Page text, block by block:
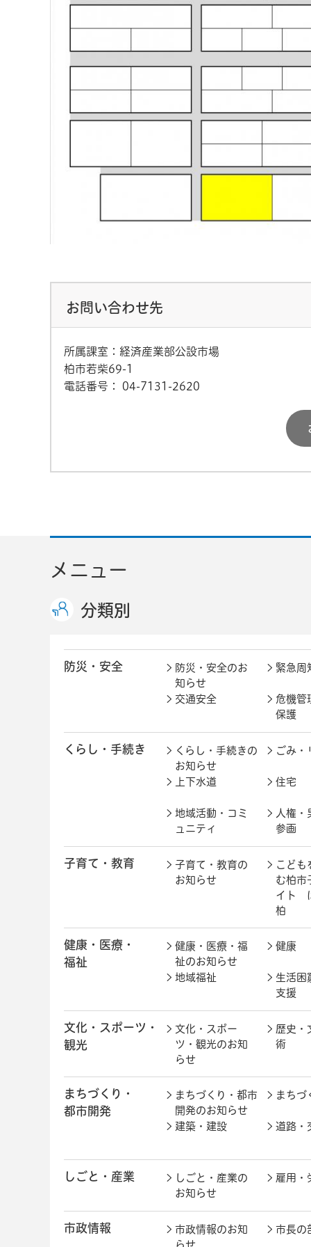
お問い合わせ先
所属課室：経済産業部公設市場
柏市若柴69-1
電話番号：
04-7131-2620
メニュー
分類別
防災・安全
防災・安全のお
知らせ
緊急周
交通安全
危機管
保護
くらし・手続き
くらし・手続きの
お知らせ
ごみ・
上下水道 住宅
地域活動・コミ
ュニティ
人権・
参画
子育て・教育
子育て・教育の
お知らせ
こども
む柏市
イト
柏
健康・医療・
福祉
健康・医療・福
祉のお知らせ
健康
地域福祉
生活困
支援
文化・スポーツ・
観光
文化・スポー
ツ・観光のお知
らせ
歴史・
術
まちづくり・
都市開発
まちづくり・都市
開発のお知らせ
まちづ
建築・建設 道路・
しごと・産業
しごと・産業の
お知らせ
雇用・
市政情報
市政情報のお知
らせ
市長の